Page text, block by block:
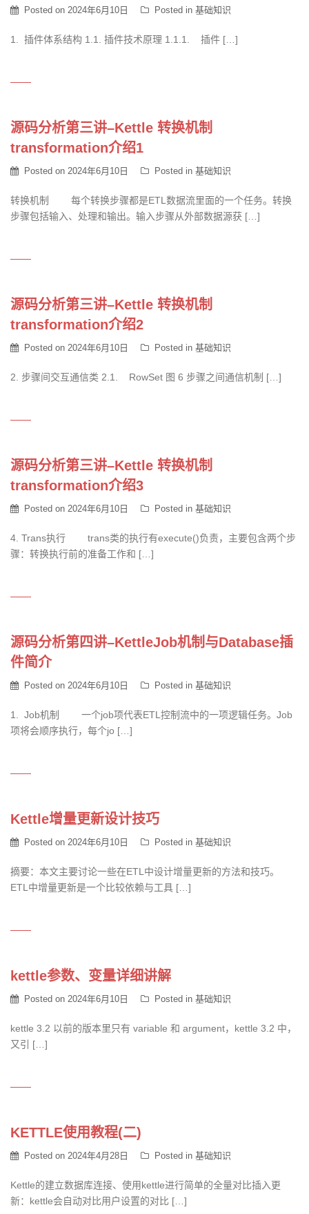
Posted on 2024年6月10日 Posted in 基础知识
1. 插件体系结构 1.1. 插件技术原理 1.1.1. 插件 […]
源码分析第三讲–Kettle 转换机制
transformation介绍1
Posted on 2024年6月10日 Posted in 基础知识
转换机制 每个转换步骤都是ETL数据流里面的一个任务。转换
步骤包括输入、处理和输出。输入步骤从外部数据源获 […]
源码分析第三讲–Kettle 转换机制
transformation介绍2
Posted on 2024年6月10日 Posted in 基础知识
2. 步骤间交互通信类 2.1. RowSet 图 6 步骤之间通信机制 […]
源码分析第三讲–Kettle 转换机制
transformation介绍3
Posted on 2024年6月10日 Posted in 基础知识
4. Trans执行 trans类的执行有execute()负责，主要包含两个步
骤：转换执行前的准备工作和 […]
源码分析第四讲–KettleJob机制与Database插
件简介
Posted on 2024年6月10日 Posted in 基础知识
1. Job机制 一个job项代表ETL控制流中的一项逻辑任务。Job
项将会顺序执行，每个jo […]
Kettle增量更新设计技巧
Posted on 2024年6月10日 Posted in 基础知识
摘要：本文主要讨论一些在ETL中设计增量更新的方法和技巧。
ETL中增量更新是一个比较依赖与工具 […]
kettle参数、变量详细讲解
Posted on 2024年6月10日 Posted in 基础知识
kettle 3.2 以前的版本里只有 variable 和 argument，kettle 3.2 中，
又引 […]
KETTLE使用教程(二)
Posted on 2024年4月28日 Posted in 基础知识
Kettle的建立数据库连接、使用kettle进行简单的全量对比插入更
新：kettle会自动对比用户设置的对比 […]